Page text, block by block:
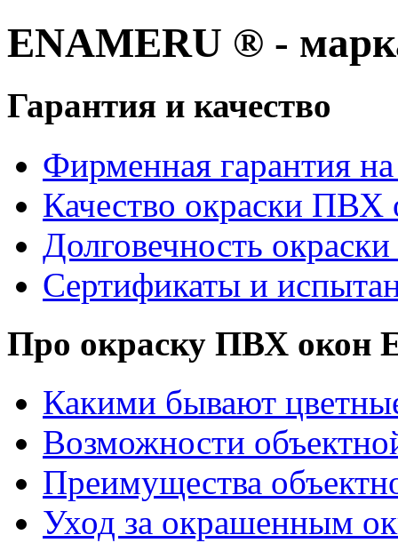
ENAMERU ® -
Гарантия и качество
Фирменная гарантия
Качество окраски ПВХ
Долговечность
Сертификаты и
Про окраску ПВХ окон
Какими бывают
Возможности
Преимущества
Уход за окрашенным